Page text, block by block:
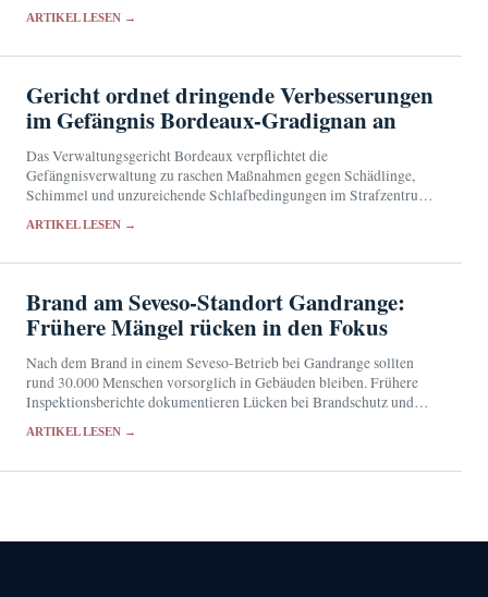
ARTIKEL LESEN →
Gericht ordnet dringende Verbesserungen
im Gefängnis Bordeaux-Gradignan an
Das Verwaltungsgericht Bordeaux verpflichtet die
Gefängnisverwaltung zu raschen Maßnahmen gegen Schädlinge,
Schimmel und unzureichende Schlafbedingungen im Strafzentrum
ARTIKEL LESEN →
Brand am Seveso-Standort Gandrange:
Frühere Mängel rücken in den Fokus
Nach dem Brand in einem Seveso-Betrieb bei Gandrange sollten
rund 30.000 Menschen vorsorglich in Gebäuden bleiben. Frühere
Inspektionsberichte dokumentieren Lücken bei Brandschutz und
ARTIKEL LESEN →